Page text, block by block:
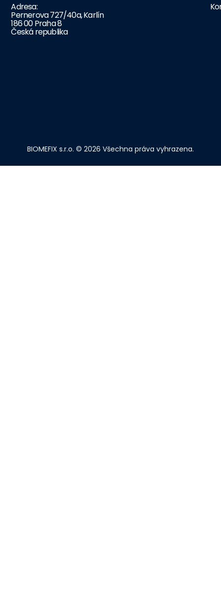
Adresa:
Pernerova 727/40a, Karlín
186 00 Praha 8
Česká republika
BIOMEFIX s.r.o. © 2026 Všechna práva vyhrazena.